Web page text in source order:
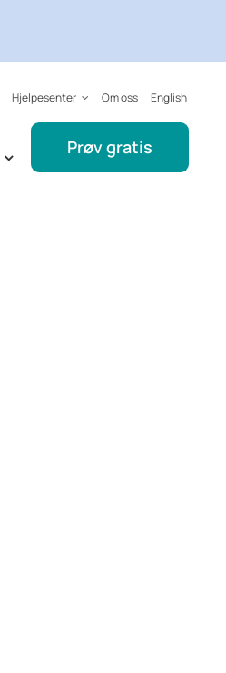
Hjelpesenter Om oss English
Prøv gratis